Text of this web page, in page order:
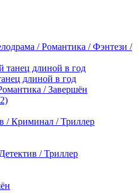
/ Романтика / Фэнтези /
длиной в год
/ Завершён
/ Криминал / Триллер
/ Триллер